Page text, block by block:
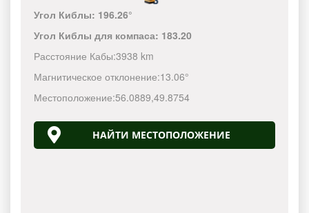
Угол Киблы: 196.26°
Угол Киблы для компаса: 183.20
Расстояние Кабы:3938 km
Магнитическое отклонение:13.06°
Местоположение:56.0889,49.8754
НАЙТИ МЕСТОПОЛОЖЕНИЕ